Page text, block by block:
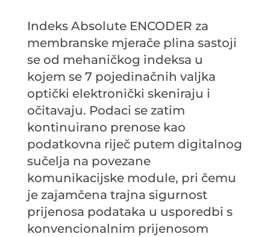
Indeks Absolute ENCODER za
membranske mjerače plina sastoji
se od mehaničkog indeksa u
kojem se 7 pojedinačnih valjka
optički elektronički skeniraju i
očitavaju. Podaci se zatim
kontinuirano prenose kao
podatkovna riječ putem digitalnog
sučelja na povezane
komunikacijske module, pri čemu
je zajamčena trajna sigurnost
prijenosa podataka u usporedbi s
konvencionalnim prijenosom